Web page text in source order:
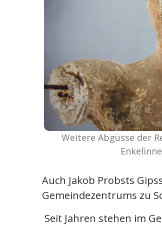
Weitere Abgüsse der
Auch Jakob Probsts
Gemeindezentrums zu
Seit Jahren stehen im